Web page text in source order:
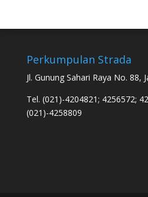
Perkumpulan Strada
Jl. Gunung Sahari Raya No. 88,
Tel. (021)-4204821; 4256572;
(021)-4258809